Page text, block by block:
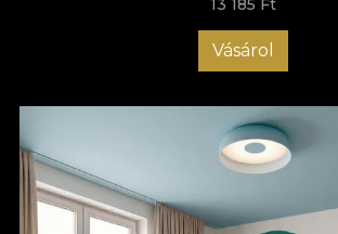
13 185 Ft
Vásárol